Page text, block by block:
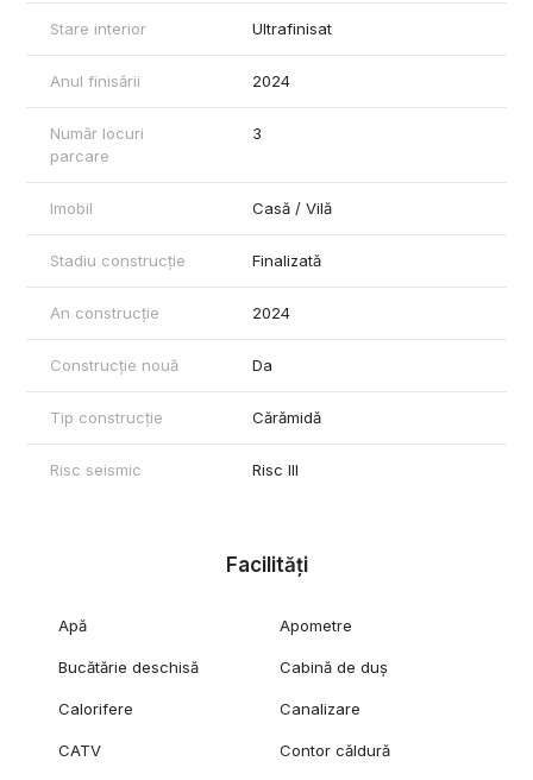
Stare interior Ultrafinisat
Anul finisării 2024
Număr locuri
parcare
3
Imobil Casă / Vilă
Stadiu construcție Finalizată
An construcție 2024
Construcție nouă Da
Tip construcție Cărămidă
Risc seismic Risc III
Facilități
Apă Apometre
Bucătărie deschisă Cabină de duș
Calorifere Canalizare
CATV Contor căldură